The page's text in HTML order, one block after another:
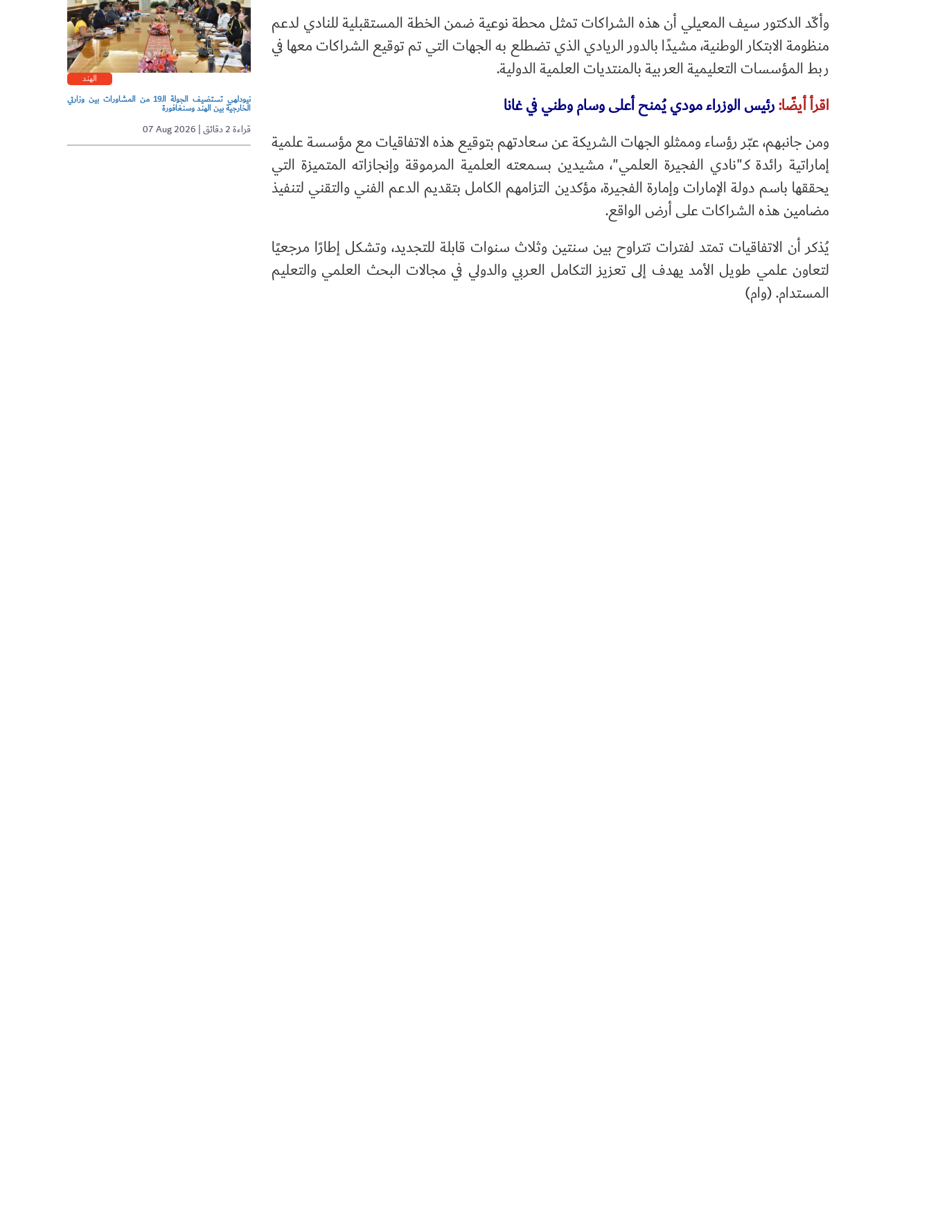
الهند
نيودلهي تستضيف الجولة الـ19 من المشاورات بين وزارتي
الخارجية بين الهند وسنغافورة
07 Aug 2026 | قراءة 2 دقائق
وأكّد الدكتور سيف المعيلي أن هذه الشراكات تمثل محطة نوعية ضمن الخطة المستقبلية للنادي لدعم
منظومة الابتكار الوطنية، مشيدًا بالدور الريادي الذي تضطلع به الجهات التي تم توقيع الشراكات معها في
ربط المؤسسات التعليمية العربية بالمنتديات العلمية الدولية.
اقرأ أيضًا:رئيس الوزراء مودي يُمنح أعلى وسام وطني في غانا
ومن جانبهم، عبّر رؤساء وممثلو الجهات الشريكة عن سعادتهم بتوقيع هذه الاتفاقيات مع مؤسسة علمية
إماراتية رائدة كـ"نادي الفجيرة العلمي"، مشيدين بسمعته العلمية المرموقة وإنجازاته المتميزة التي
يحققها باسم دولة الإمارات وإمارة الفجيرة، مؤكدين التزامهم الكامل بتقديم الدعم الفني والتقني لتنفيذ
مضامين هذه الشراكات على أرض الواقع.
يُذكر أن الاتفاقيات تمتد لفترات تتراوح بين سنتين وثلاث سنوات قابلة للتجديد، وتشكل إطارًا مرجعيًا
لتعاون علمي طويل الأمد يهدف إلى تعزيز التكامل العربي والدولي في مجالات البحث العلمي والتعليم
المستدام. (وام)